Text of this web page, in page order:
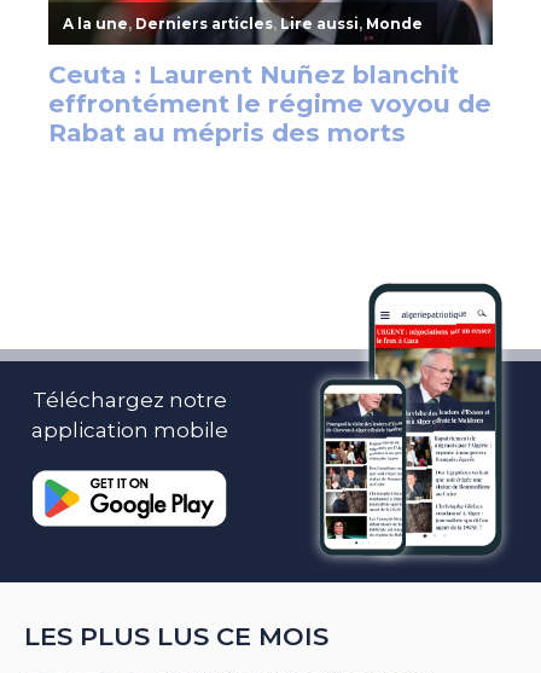
Téléchargez notre
application mobile
LES PLUS LUS CE MOIS